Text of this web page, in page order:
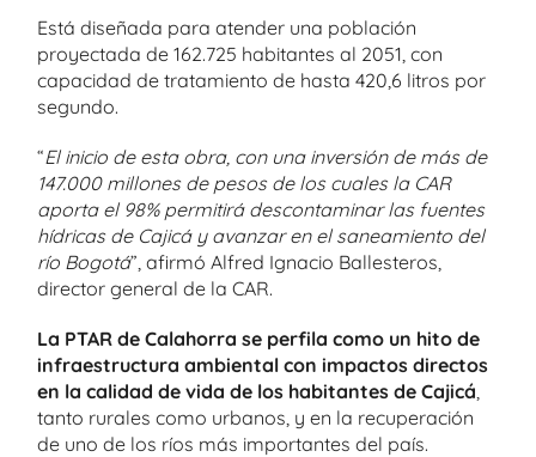
Está diseñada para atender una población
proyectada de 162.725 habitantes al 2051, con
capacidad de tratamiento de hasta 420,6 litros por
segundo.
“El inicio de esta obra, con una inversión de más de
147.000 millones de pesos de los cuales la CAR
aporta el 98% permitirá descontaminar las fuentes
hídricas de Cajicá y avanzar en el saneamiento del
río Bogotá”, afirmó Alfred Ignacio Ballesteros,
director general de la CAR.
La PTAR de Calahorra se perfila como un hito de
infraestructura ambiental con impactos directos
en la calidad de vida de los habitantes de Cajicá
tanto rurales como urbanos, y en la recuperación
de uno de los ríos más importantes del país.